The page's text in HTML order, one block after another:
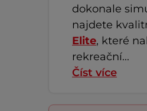
dokonale
najdete
Elite, které
rekreační...
Číst více